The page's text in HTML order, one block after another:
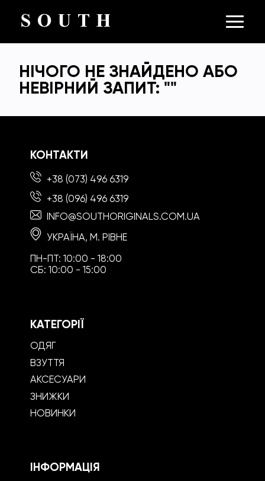
НІЧОГО НЕ ЗНАЙДЕНО АБО
НЕВІРНИЙ ЗАПИТ: ""
КОНТАКТИ
+38 (073) 496 6319
+38 (096) 496 6319
INFO@SOUTHORIGINALS.COM.UA
УКРАЇНА, М. РІВНЕ
ПН-ПТ: 10:00 - 18:00
СБ: 10:00 - 15:00
КАТЕГОРІЇ
ОДЯГ
ВЗУТТЯ
АКСЕСУАРИ
ЗНИЖКИ
НОВИНКИ
ІНФОРМАЦІЯ